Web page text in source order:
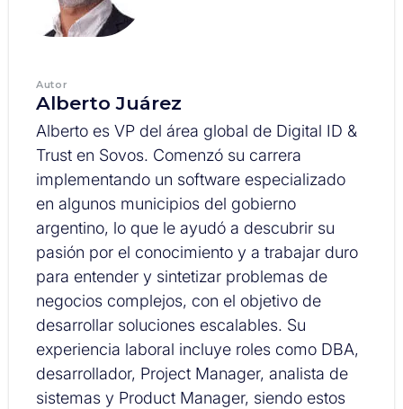
Autor
Alberto Juárez
Alberto es VP del área global de Digital ID &
Trust en Sovos. Comenzó su carrera
implementando un software especializado
en algunos municipios del gobierno
argentino, lo que le ayudó a descubrir su
pasión por el conocimiento y a trabajar duro
para entender y sintetizar problemas de
negocios complejos, con el objetivo de
desarrollar soluciones escalables. Su
experiencia laboral incluye roles como DBA,
desarrollador, Project Manager, analista de
sistemas y Product Manager, siendo estos